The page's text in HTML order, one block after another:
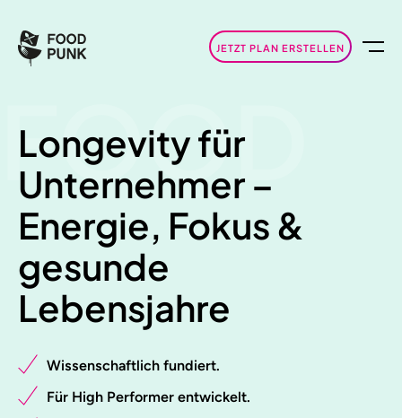
JETZT PLAN ERSTELLEN
FOOD
Longevity für
Unternehmer –
Energie, Fokus &
gesunde
Lebensjahre
Wissenschaftlich fundiert.
Für High Performer entwickelt.